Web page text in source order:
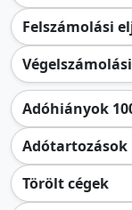
Felszámolási
Adóhiányok
Törölt cégek